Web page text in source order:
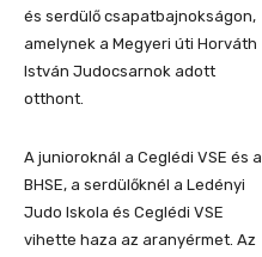
és serdülő csapatbajnokságon,
amelynek a Megyeri úti Horváth
István Judocsarnok adott
otthont.
A junioroknál a Ceglédi VSE és a
BHSE, a serdülőknél a Ledényi
Judo Iskola és Ceglédi VSE
vihette haza az aranyérmet. Az